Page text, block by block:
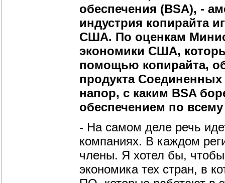
обеспечения (BSA), -
индустрия копирайта
США. По оценкам
экономики США,
помощью копирайта,
продукта
напор, с каким BSA
обеспечением по
- На самом деле речь
компаниях. В каждом
члены. Я хотел бы,
экономика тех стран, в